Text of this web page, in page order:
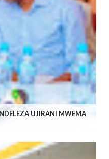
UJIRANI MWEMA